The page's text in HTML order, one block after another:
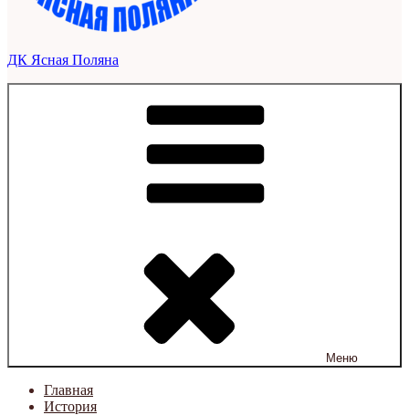
ДК Ясная Поляна
Меню
Главная
История